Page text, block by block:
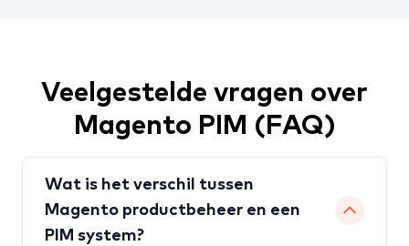
Veelgestelde vragen over
Magento PIM (FAQ)
Wat is het verschil tussen
Magento productbeheer en een
PIM system?